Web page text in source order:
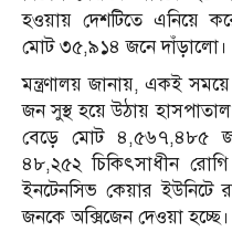
হওয়ায় দেশটিতে এনিয়ে
মোট ৩৫,৯১৪ জনে দাঁড়ালো।
মন্ত্রণালয় জানায়, একই
জন সুস্থ হয়ে উঠায়
বেড়ে মোট ৪,৫৬৭,৪৮৫
৪৮,২৫২ চিকিৎসাধীন
ইনটেনসিভ কেয়ার ইউনিটে
জনকে অক্সিজেন দেওয়া হচ্ছে।